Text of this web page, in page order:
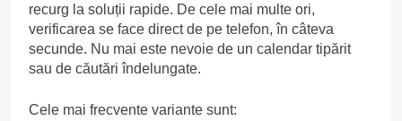
recurg la soluții rapide. De cele mai multe ori,
verificarea se face direct de pe telefon, în câteva
secunde. Nu mai este nevoie de un calendar tipărit
sau de căutări îndelungate.
Cele mai frecvente variante sunt: